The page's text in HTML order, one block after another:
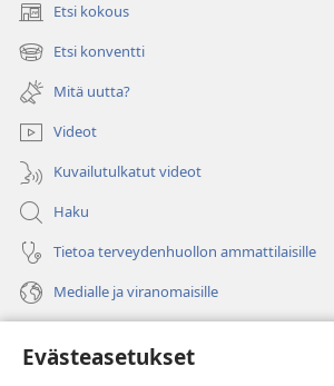
Evästeasetukset
Etsi kokous
(avaa
uuden
ikkunan)
Etsi konventti
(avaa
uuden
ikkunan)
Mitä uutta?
Videot
Kuvailutulkatut videot
Haku
Tietoa terveydenhuollon ammattilaisille
Medialle ja viranomaisille